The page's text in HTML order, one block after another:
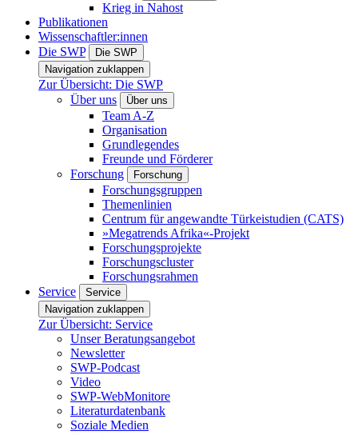
Krieg in Nahost
Publikationen
Wissenschaftler:innen
Die SWP
Die SWP
Navigation zuklappen
Zur Übersicht: Die SWP
Über uns
Über uns
Team A-Z
Organisation
Grundlegendes
Freunde und Förderer
Forschung
Forschung
Forschungsgruppen
Themenlinien
Centrum für angewandte Türkeistudien (CATS)
»Megatrends Afrika«-Projekt
Forschungsprojekte
Forschungscluster
Forschungsrahmen
Service
Service
Navigation zuklappen
Zur Übersicht: Service
Unser Beratungsangebot
Newsletter
SWP-Podcast
Video
SWP-WebMonitore
Literaturdatenbank
Soziale Medien